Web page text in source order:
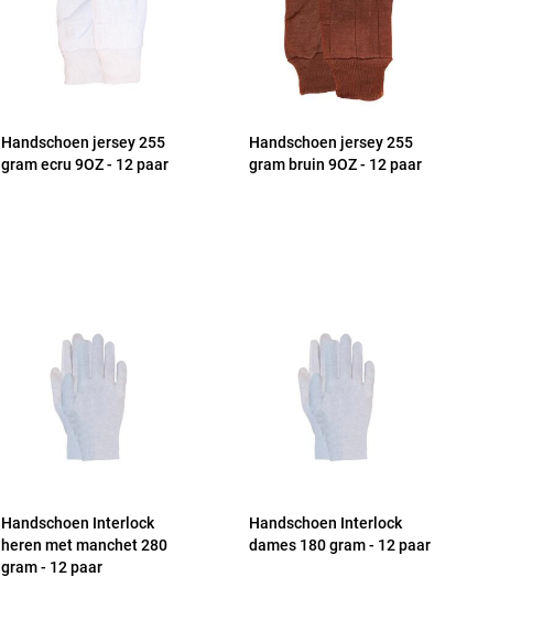
Handschoen jersey 255
gram ecru 9OZ - 12 paar
Handschoen jersey 255
gram bruin 9OZ - 12 paar
Handschoen Interlock
heren met manchet 280
gram - 12 paar
Handschoen Interlock
dames 180 gram - 12 paar